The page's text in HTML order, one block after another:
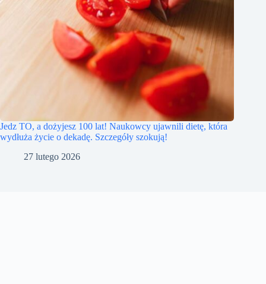
Jedz TO, a dożyjesz 100 lat! Naukowcy ujawnili dietę, która
wydłuża życie o dekadę. Szczegóły szokują!
27 lutego 2026